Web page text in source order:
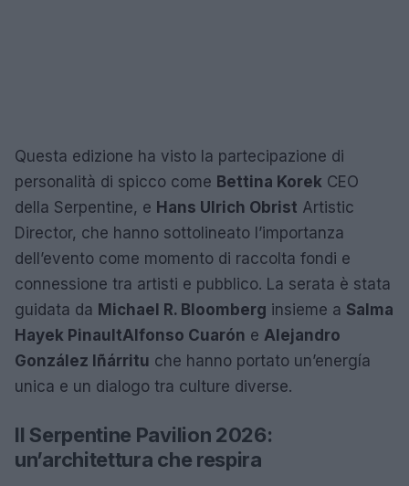
Questa edizione ha visto la partecipazione di
personalità di spicco come Bettina Korek CEO
della Serpentine, e Hans Ulrich Obrist Artistic
Director, che hanno sottolineato l’importanza
dell’evento come momento di raccolta fondi e
connessione tra artisti e pubblico. La serata è stata
guidata da Michael R. Bloomberg insieme a Salma
Hayek PinaultAlfonso Cuarón e Alejandro
González Iñárritu che hanno portato un’energía
unica e un dialogo tra culture diverse.
Il Serpentine Pavilion 2026:
un’architettura che respira